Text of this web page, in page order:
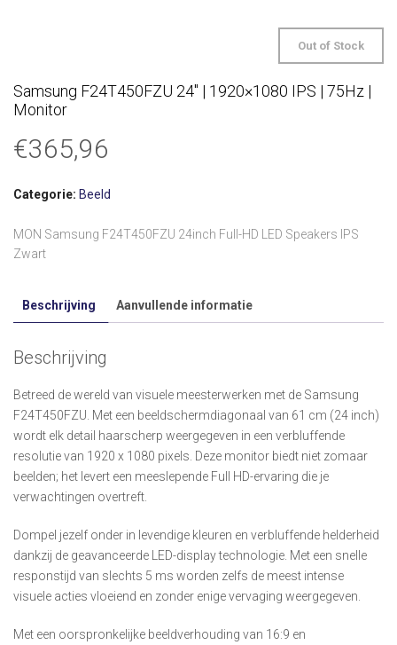
Out of Stock
Samsung F24T450FZU 24″ | 1920×1080 IPS | 75Hz |
Monitor
€365,96
Categorie: Beeld
MON Samsung F24T450FZU 24inch Full-HD LED Speakers IPS
Zwart
Beschrijving Aanvullende informatie
Beschrijving
Betreed de wereld van visuele meesterwerken met de Samsung
F24T450FZU. Met een beeldschermdiagonaal van 61 cm (24 inch)
wordt elk detail haarscherp weergegeven in een verbluffende
resolutie van 1920 x 1080 pixels. Deze monitor biedt niet zomaar
beelden; het levert een meeslepende Full HD-ervaring die je
verwachtingen overtreft.
Dompel jezelf onder in levendige kleuren en verbluffende helderheid
dankzij de geavanceerde LED-display technologie. Met een snelle
responstijd van slechts 5 ms worden zelfs de meest intense
visuele acties vloeiend en zonder enige vervaging weergegeven.
Met een oorspronkelijke beeldverhouding van 16:9 en